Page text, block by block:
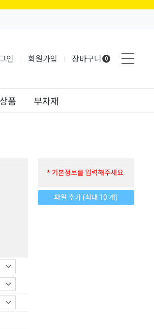
인 회원가입 장바구니 0
품 부자재
* 기본정보를 입력해주세요.
파일 추가 (최대 10 개)